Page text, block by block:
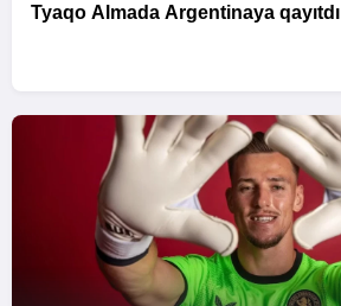
Tyaqo Almada Argentinaya qayıtdı